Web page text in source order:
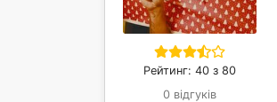
Рейтинг: 40 з 80
0 відгуків